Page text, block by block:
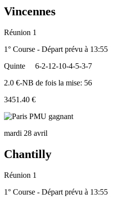
Vincennes
Réunion 1
1° Course - Départ prévu à 13:55
Quinte
6-2-12-10-4-5-3-7
2.0 €-NB de fois la mise: 56
3451.40 €
mardi 28 avril
Chantilly
Réunion 1
1° Course - Départ prévu à 13:55